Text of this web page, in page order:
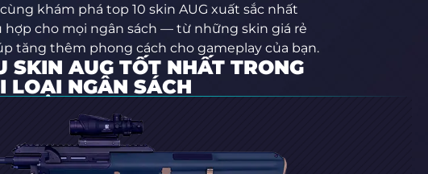
khám phá top 10 skin AUG xuất sắc nhất
hợp cho mọi ngân sách — từ những skin giá rẻ
tăng thêm phong cách cho gameplay của bạn.
SKIN AUG TỐT NHẤT TRONG
LOẠI NGÂN SÁCH